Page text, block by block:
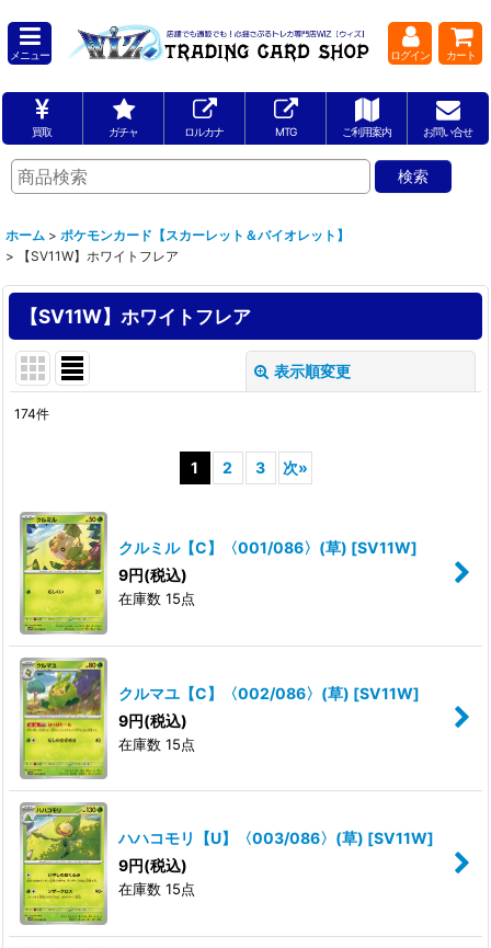
メニュー ログイン カート
買取 ガチャ ロルカナ MTG ご利用案内 お問い合せ
ホーム > ポケモンカード【スカーレット＆バイオレット】
>
【SV11W】ホワイトフレア
【SV11W】ホワイトフレア
表示順変更
絞り込む
174件
1 2 3 次»
クルミル【C】〈001/086〉(草) [SV11W]
9円(税込)
在庫数 15点
クルマユ【C】〈002/086〉(草) [SV11W]
9円(税込)
在庫数 15点
ハハコモリ【U】〈003/086〉(草) [SV11W]
9円(税込)
在庫数 15点